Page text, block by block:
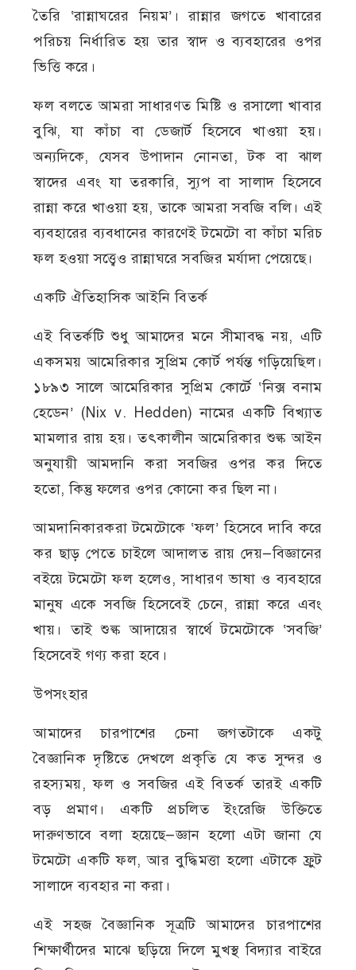
তৈরি ‘রান্নাঘরের নিয়ম’। রান্নার জগতে খাবারের
পরিচয় নির্ধারিত হয় তার স্বাদ ও ব্যবহারের ওপর
ভিত্তি করে।
ফল বলতে আমরা সাধারণত মিষ্টি ও রসালো খাবার
বুঝি, যা কাঁচা বা ডেজার্ট হিসেবে খাওয়া হয়।
অন্যদিকে, যেসব উপাদান নোনতা, টক বা ঝাল
স্বাদের এবং যা তরকারি, স্যুপ বা সালাদ হিসেবে
রান্না করে খাওয়া হয়, তাকে আমরা সবজি বলি। এই
ব্যবহারের ব্যবধানের কারণেই টমেটো বা কাঁচা মরিচ
ফল হওয়া সত্ত্বেও রান্নাঘরে সবজির মর্যাদা পেয়েছে।
একটি ঐতিহাসিক আইনি বিতর্ক
এই বিতর্কটি শুধু আমাদের মনে সীমাবদ্ধ নয়, এটি
একসময় আমেরিকার সুপ্রিম কোর্ট পর্যন্ত গড়িয়েছিল।
১৮৯৩ সালে আমেরিকার সুপ্রিম কোর্টে ‘নিক্স বনাম
হেডেন’ (Nix v. Hedden) নামের একটি বিখ্যাত
মামলার রায় হয়। তৎকালীন আমেরিকার শুল্ক আইন
অনুযায়ী আমদানি করা সবজির ওপর কর দিতে
হতো, কিন্তু ফলের ওপর কোনো কর ছিল না।
আমদানিকারকরা টমেটোকে ‘ফল’ হিসেবে দাবি করে
কর ছাড় পেতে চাইলে আদালত রায় দেয়—বিজ্ঞানের
বইয়ে টমেটো ফল হলেও, সাধারণ ভাষা ও ব্যবহারে
মানুষ একে সবজি হিসেবেই চেনে, রান্না করে এবং
খায়। তাই শুল্ক আদায়ের স্বার্থে টমেটোকে ‘সবজি’
হিসেবেই গণ্য করা হবে।
উপসংহার
আমাদের চারপাশের চেনা জগতটাকে একটু
বৈজ্ঞানিক দৃষ্টিতে দেখলে প্রকৃতি যে কত সুন্দর ও
রহস্যময়, ফল ও সবজির এই বিতর্ক তারই একটি
বড় প্রমাণ। একটি প্রচলিত ইংরেজি উক্তিতে
দারুণভাবে বলা হয়েছে—জ্ঞান হলো এটা জানা যে
টমেটো একটি ফল, আর বুদ্ধিমত্তা হলো এটাকে ফ্রুট
সালাদে ব্যবহার না করা।
এই সহজ বৈজ্ঞানিক সূত্রটি আমাদের চারপাশের
শিক্ষার্থীদের মাঝে ছড়িয়ে দিলে মুখস্থ বিদ্যার বাইরে